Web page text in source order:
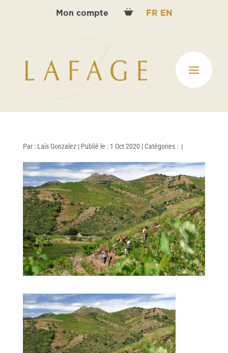
Mon compte FR EN
Par : Laïs Gonzalez | Publié le : 1 Oct 2020 | Catégories : |